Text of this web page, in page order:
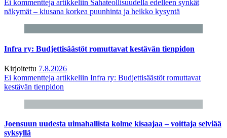
Ei kommentteja artikkeliin Sahateollisuudella edelleen synkät
näkymät – kiusana korkea puunhinta ja heikko kysyntä
Infra ry: Budjettisäästöt romuttavat kestävän tienpidon
Kirjoitettu 7.8.2026
Ei kommentteja artikkeliin Infra ry: Budjettisäästöt romuttavat
kestävän tienpidon
Joensuun uudesta uimahallista kolme kisaajaa – voittaja selviää
syksyllä